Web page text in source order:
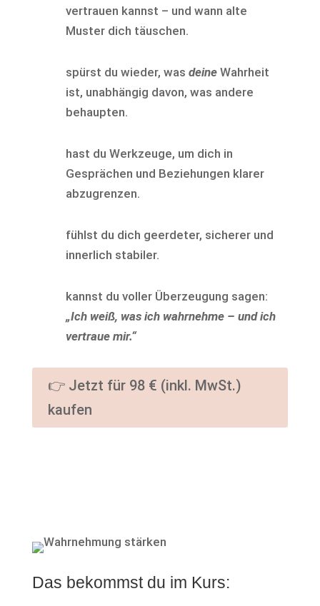
vertrauen kannst – und wann alte
Muster dich täuschen.
spürst du wieder, was deineWahrheit
ist, unabhängig davon, was andere
behaupten.
hast du Werkzeuge, um dich in
Gesprächen und Beziehungen klarer
abzugrenzen.
fühlst du dich geerdeter, sicherer und
innerlich stabiler.
kannst du voller Überzeugung sagen:
„Ich weiß, was ich wahrnehme – und ich
vertraue mir.“
👉 Jetzt für 98 € (inkl. MwSt.)
kaufen
Das bekommst du im Kurs: